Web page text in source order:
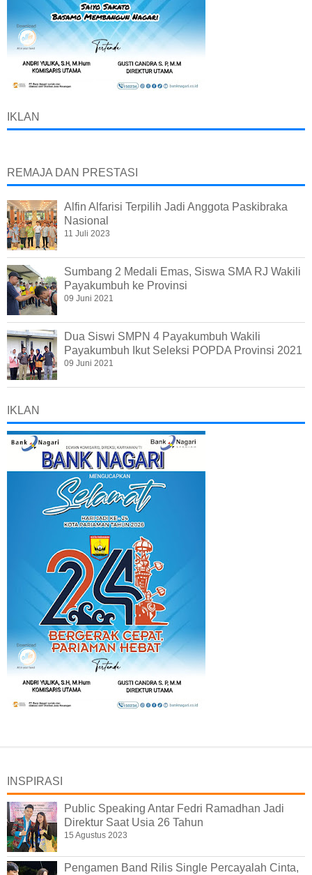
IKLAN
REMAJA DAN PRESTASI
Alfin Alfarisi Terpilih Jadi Anggota Paskibraka
Nasional
11 Juli 2023
Sumbang 2 Medali Emas, Siswa SMA RJ Wakili
Payakumbuh ke Provinsi
09 Juni 2021
Dua Siswi SMPN 4 Payakumbuh Wakili
Payakumbuh Ikut Seleksi POPDA Provinsi 2021
09 Juni 2021
IKLAN
INSPIRASI
Public Speaking Antar Fedri Ramadhan Jadi
Direktur Saat Usia 26 Tahun
15 Agustus 2023
Pengamen Band Rilis Single Percayalah Cinta,